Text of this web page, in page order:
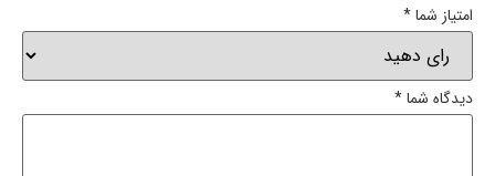
امتیاز شما*
دیدگاه شما*